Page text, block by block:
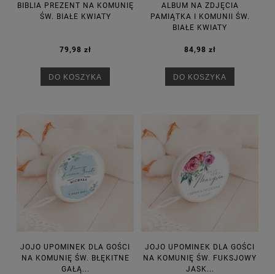
BIBLIA PREZENT NA KOMUNIĘ
ŚW. BIAŁE KWIATY
79,98 zł
DO KOSZYKA
ALBUM NA ZDJĘCIA
PAMIĄTKA I KOMUNII ŚW.
BIAŁE KWIATY
84,98 zł
DO KOSZYKA
JOJO UPOMINEK DLA GOŚCI
NA KOMUNIĘ ŚW. BŁĘKITNE
GAŁĄ...
JOJO UPOMINEK DLA GOŚCI
NA KOMUNIĘ ŚW. FUKSJOWY
JASK...